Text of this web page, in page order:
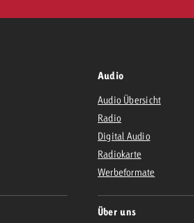
Audio
Audio Übersicht
Radio
Digital Audio
Radiokarte
Werbeformate
Über uns